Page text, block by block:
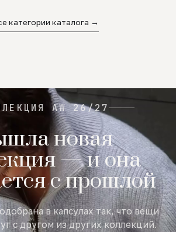
категории каталога →
AW 26/27
новая
— и она
с прошлой
в капсулах так, что вещи
с другом из других коллекций.